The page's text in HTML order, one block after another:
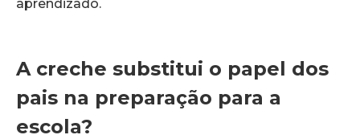
aprendizado.
A creche substitui o papel dos
pais na preparação para a
escola?